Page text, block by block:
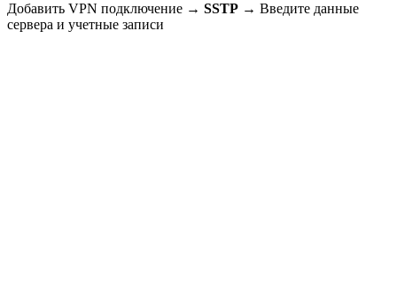
Добавить VPN подключение → SSTP → Введите данные
сервера и учетные записи